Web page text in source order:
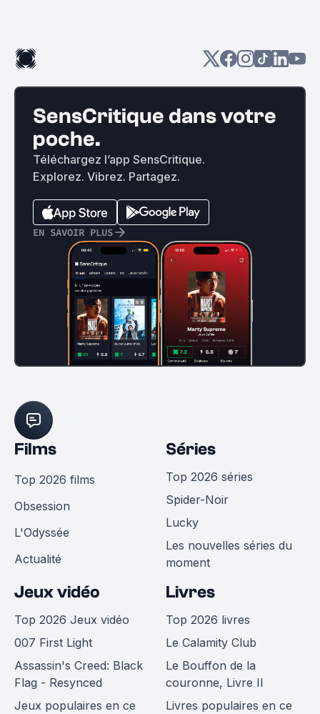
SensCritique dans votre
poche.
Téléchargez l’app SensCritique.
Explorez. Vibrez. Partagez.
EN SAVOIR PLUS
Films
Top 2026 films
Obsession
L'Odyssée
Actualité
Séries
Top 2026 séries
Spider-Noir
Lucky
Les nouvelles séries du
moment
Jeux vidéo
Top 2026 Jeux vidéo
007 First Light
Assassin's Creed: Black
Flag - Resynced
Jeux populaires en ce
Livres
Top 2026 livres
Le Calamity Club
Le Bouffon de la
couronne, Livre II
Livres populaires en ce